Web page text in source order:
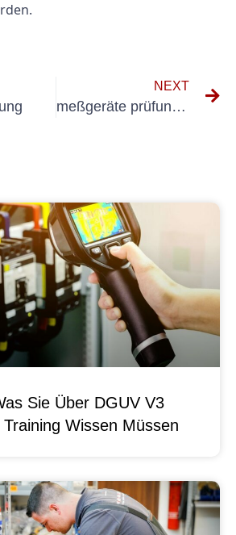
NEXT
meßgeräte prüfung ortsveränderlicher geräte
Sie Über DGUV V3
Wissen Müssen